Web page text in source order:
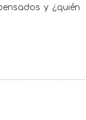
y ¿quién